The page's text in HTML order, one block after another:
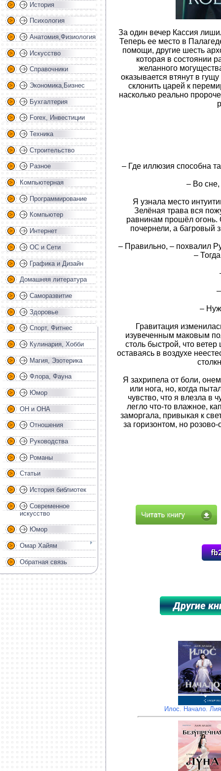
История
Психология
Анатомия,Физиология
Искусство
Справочники
Экономика,Бизнес
Бухгалтерия
Forex, Инвестиции
Техника
Строительство
Разное
Компьютерная
Программирование
Компьютер
Интернет
ОС и Сети
Графика и Дизайн
Домашняя литература
Саморазвитие
Здоровье
Спорт, Фитнес
Кулинария, Хобби
Магия, Эзотерика
Флора, Фауна
Юмор
ОН и ОНА
Отношения
Руководства
Романы
Статьи
История библиотек
Современное
искусство
Юмор
Омар Хайям
Обратная связь
За один вечер Кассия
Теперь ее место в
помощи, другие шесть
которая в состоянии
желанного
оказывается втянут в
склонить царей к
насколько реально
– Где иллюзия способна
– Во
Я узнала место
Зелёная трава вся
равнинам прошёл огонь.
почернели, а багровый
– Правильно, – похвалил
–
–
Гравитация
изувеченным маковым
столь быстрой, что
оставаясь в воздухе
Я захрипела от боли,
или нога, но, когда
чувство, что я влезла в
легло что-то влажное,
заморгала, привыкая к
за горизонтом, но
Илос. Начало.